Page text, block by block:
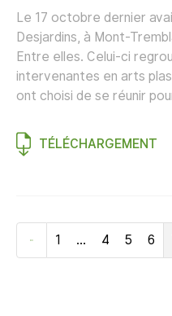
Le 17 octobre dernier
Desjardins, à Mont-
Entre elles. Celui-ci
intervenantes en arts
ont choisi de se réunir
TÉLÉCHARGEMENT
Précédent
1 … 4 5 6